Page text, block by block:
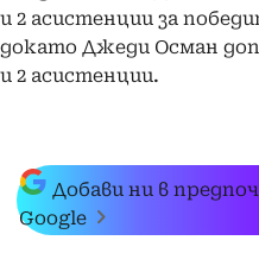
и 2 асистенции за
докато Джеди Осман
и 2 асистенции.
Добави ни в
Google